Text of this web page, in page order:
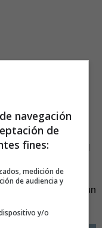
lugares?
más bonitas del
para planificar un
navegación
de
fines:
medición de
de audiencia y
y/o